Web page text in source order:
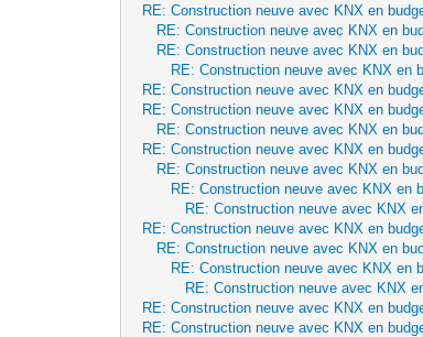
RE: Construction neuve avec KNX en
RE: Construction neuve avec KNX en
RE: Construction neuve avec KNX en
RE: Construction neuve avec KNX en
RE: Construction neuve avec KNX en
RE: Construction neuve avec KNX en
RE: Construction neuve avec KNX en
RE: Construction neuve avec KNX en
RE: Construction neuve avec KNX en
RE: Construction neuve avec KNX en
RE: Construction neuve avec KNX
RE: Construction neuve avec KNX en
RE: Construction neuve avec KNX en
RE: Construction neuve avec KNX en
RE: Construction neuve avec KNX
RE: Construction neuve avec KNX en
RE: Construction neuve avec KNX en